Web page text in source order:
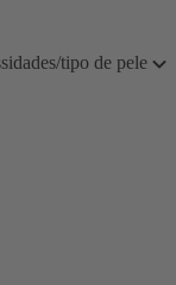
tipo de pele